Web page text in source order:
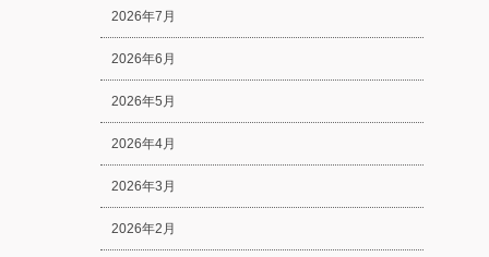
2026年7月
2026年6月
2026年5月
2026年4月
2026年3月
2026年2月